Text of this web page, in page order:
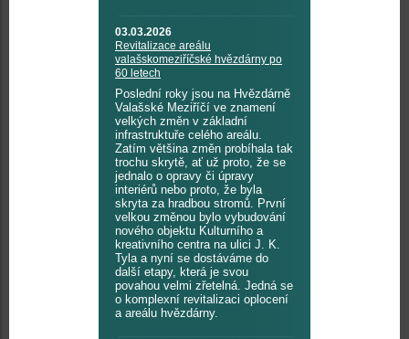
03.03.2026
Revitalizace areálu
valašskomeziříčské hvězdárny po
60 letech
Poslední roky jsou na Hvězdárně
Valašské Meziříčí ve znamení
velkých změn v základní
infrastruktuře celého areálu.
Zatím většina změn probíhala tak
trochu skrytě, ať už proto, že se
jednalo o opravy či úpravy
interiérů nebo proto, že byla
skryta za hradbou stromů. První
velkou změnou bylo vybudování
nového objektu Kulturního a
kreativního centra na ulici J. K.
Tyla a nyní se dostáváme do
další etapy, která je svou
povahou velmi zřetelná. Jedná se
o komplexní revitalizaci oplocení
a areálu hvězdárny.